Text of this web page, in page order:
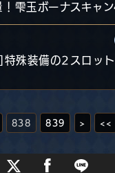
838 839 > <<